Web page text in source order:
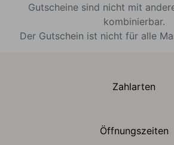
Gutscheine sind nicht mit
kombinierbar.
Der Gutschein ist nicht für alle
Zahlarten
Öffnungszeiten